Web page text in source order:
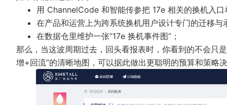
用 ChannelCode 和智能传参把 17e 相关的换机入口
在产品和运营上为跨系统换机用户设计专门的迁移与
在数据仓里维护一张“17e 换机事件图”；
那么，当这波周期过去，回头看报表时，你看到的不会只
增+回流”的清晰地图，可以据此做出更聪明的预算和策略